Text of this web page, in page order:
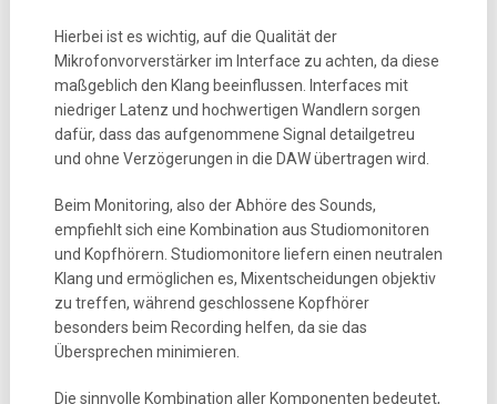
Hierbei ist es wichtig, auf die Qualität der
Mikrofonvorverstärker im Interface zu achten, da diese
maßgeblich den Klang beeinflussen. Interfaces mit
niedriger Latenz und hochwertigen Wandlern sorgen
dafür, dass das aufgenommene Signal detailgetreu
und ohne Verzögerungen in die DAW übertragen wird.
Beim Monitoring, also der Abhöre des Sounds,
empfiehlt sich eine Kombination aus Studiomonitoren
und Kopfhörern. Studiomonitore liefern einen neutralen
Klang und ermöglichen es, Mixentscheidungen objektiv
zu treffen, während geschlossene Kopfhörer
besonders beim Recording helfen, da sie das
Übersprechen minimieren.
Die sinnvolle Kombination aller Komponenten bedeutet,